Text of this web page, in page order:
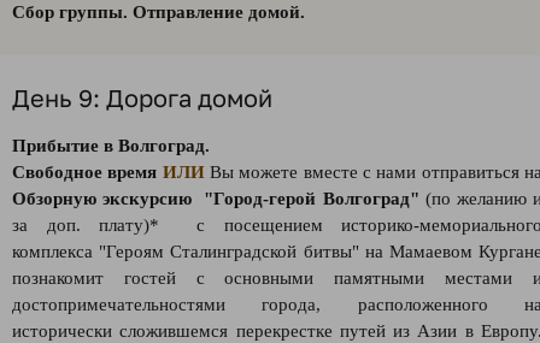
Сбор группы. Отправление домой.
День 9: Дорога домой
Прибытие в Волгоград.
Свободное время ИЛИВы можете вместе с нами отправиться
Обзорную экскурсию "Город-герой Волгоград" (по желанию
за доп. плату)* с посещением историко-
комплекса "Героям Сталинградской битвы" на Мамаевом
познакомит гостей с основными памятными местами
достопримечательностями города, расположенного
исторически сложившемся перекрестке путей из Азии в